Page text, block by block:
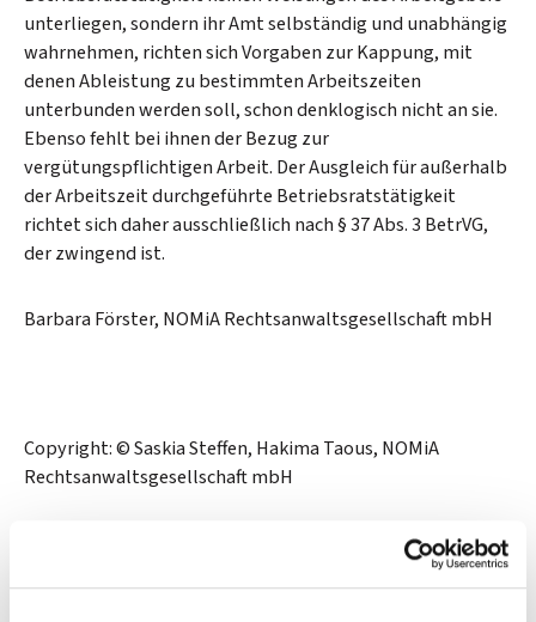
unterliegen, sondern ihr Amt selbständig und unabhängig
wahrnehmen, richten sich Vorgaben zur Kappung, mit
denen Ableistung zu bestimmten Arbeitszeiten
unterbunden werden soll, schon denklogisch nicht an sie.
Ebenso fehlt bei ihnen der Bezug zur
vergütungspflichtigen Arbeit. Der Ausgleich für außerhalb
der Arbeitszeit durchgeführte Betriebsratstätigkeit
richtet sich daher ausschließlich nach § 37 Abs. 3 BetrVG,
der zwingend ist.
Barbara Förster, NOMiA Rechtsanwaltsgesellschaft mbH
Copyright: © Saskia Steffen, Hakima Taous, NOMiA
Rechtsanwaltsgesellschaft mbH
Vervielfältigung der Texte oder Auszüge aus ihnen nur
nach Rücksprache und mit Genehmigung des